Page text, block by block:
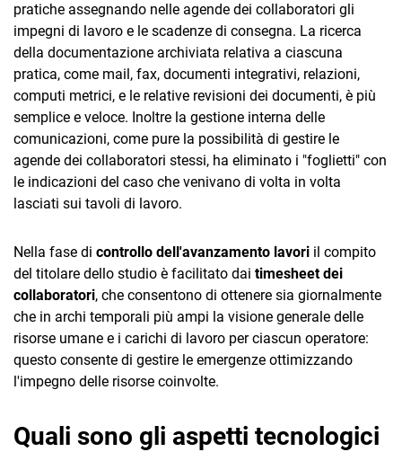
pratiche assegnando nelle agende dei collaboratori gli
impegni di lavoro e le scadenze di consegna. La ricerca
della documentazione archiviata relativa a ciascuna
pratica, come mail, fax, documenti integrativi, relazioni,
computi metrici, e le relative revisioni dei documenti, è più
semplice e veloce. Inoltre la gestione interna delle
comunicazioni, come pure la possibilità di gestire le
agende dei collaboratori stessi, ha eliminato i "foglietti" con
le indicazioni del caso che venivano di volta in volta
lasciati sui tavoli di lavoro.
Nella fase di controllo dell'avanzamento lavori il compito
del titolare dello studio è facilitato dai timesheet dei
collaboratori, che consentono di ottenere sia giornalmente
che in archi temporali più ampi la visione generale delle
risorse umane e i carichi di lavoro per ciascun operatore:
questo consente di gestire le emergenze ottimizzando
l'impegno delle risorse coinvolte.
Quali sono gli aspetti tecnologici